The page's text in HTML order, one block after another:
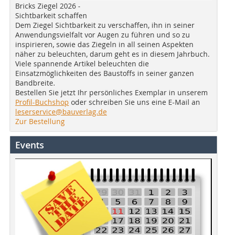
Bricks Ziegel 2026 -
Sichtbarkeit schaffen
Dem Ziegel Sichtbarkeit zu verschaffen, ihn in seiner
Anwendungsvielfalt vor Augen zu führen und so zu
inspirieren, sowie das Ziegeln in all seinen Aspekten
näher zu beleuchten, darum geht es in diesem Jahrbuch.
Viele spannende Artikel beleuchten die
Einsatzmöglichkeiten des Baustoffs in seiner ganzen
Bandbreite.
Bestellen Sie jetzt Ihr persönliches Exemplar in unserem
Profil-Buchshop oder schreiben Sie uns eine E-Mail an
leserservice@bauverlag.de
Zur Bestellung
Events